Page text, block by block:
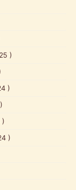
)
)
)
)